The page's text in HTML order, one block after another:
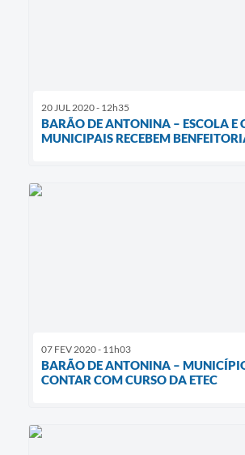
20 JUL 2020 - 12h35
BARÃO DE ANTONINA – ESCOLA E
MUNICIPAIS RECEBEM
07 FEV 2020 - 11h03
BARÃO DE ANTONINA –
CONTAR COM CURSO DA ETEC